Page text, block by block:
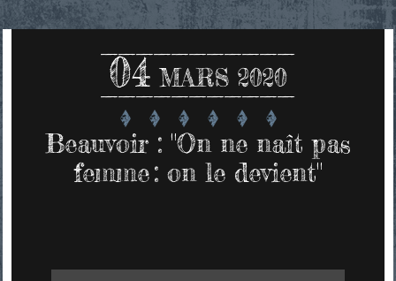
04 MARS 2020
Beauvoir : "On ne naît pas
femme : on le devient"